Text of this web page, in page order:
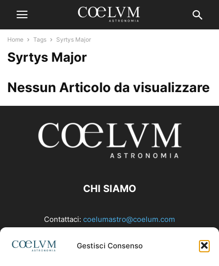
Gestisci Consenso
Home Tags Syrtys Major
Syrtys Major
Nessun Articolo da visualizzare
CHI SIAMO
Contattaci: coelumastro@coelum.com
SEGUICI